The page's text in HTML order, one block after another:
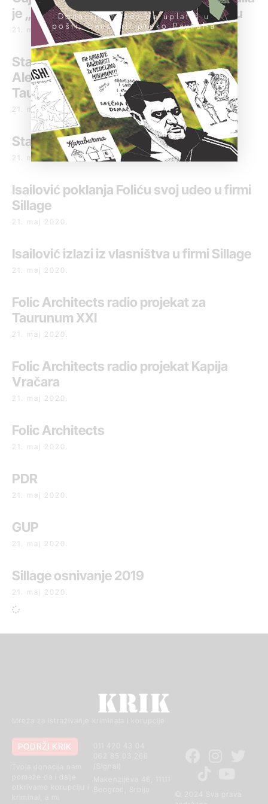
je „Kapiju Vračara“ u Južnom Bulevaru
21. maj 2020.
Stambeni kompleksi koje je izgradio
Aleksandar Gajić_Kapija Vračara,
Taurunum XXI i The One
21. maj 2020.
Stanovi koje prodaje Folićeva agencija
21. maj 2020.
Isailović poklanja Foliću svoj udeo u firmi
Sillage
21. maj 2020.
Isailović izlazi iz vlasništva u firmi Sillage
21. maj 2020.
Folic Architects radio projekat za
Taurunum XXI
21. maj 2020.
Folic Architects radio projekat Kapija
Vračara
21. maj 2020.
Folic Architects
21. maj 2020.
PDR
21. maj 2020.
GUP
21. maj 2020.
Sillage osnivanje 2019
21. maj 2020.
Mreža za istraživanje kriminala i korupcije
© 2024 Sva prava
011 420 43 04
Makenzijeva 46, 11111
PODRŽI KRIK
otkrivamo korupciju i
kriminal, a mi
Donacije možeš da uplatiš u
pošti, banci ili preko PayPal-a